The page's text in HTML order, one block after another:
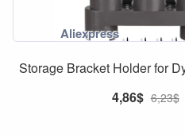
Storage Bracket Holder for
4,86$ 6,23$